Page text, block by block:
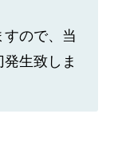
ので、当
生致しま